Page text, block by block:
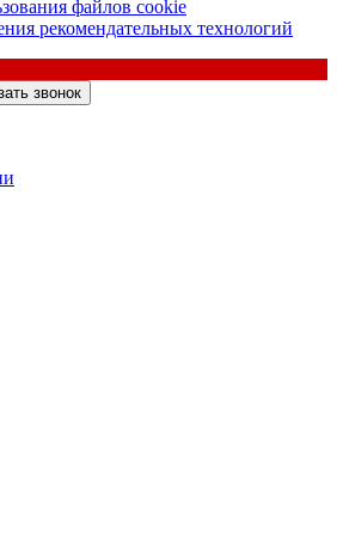
файлов cookie
рекомендательных технологий
звонок